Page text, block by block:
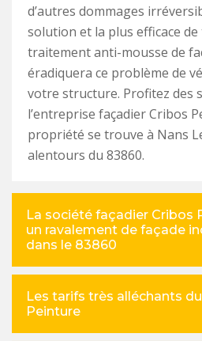
d’autres dommages
solution et la plus efficace
traitement anti-mousse de
éradiquera ce problème de
votre structure. Profitez des
l’entreprise façadier Cribos
propriété se trouve à Nans
alentours du 83860.
La société façadier Cribos
un ravalement de façade
dans le 83860
Les tarifs très alléchants
Peinture